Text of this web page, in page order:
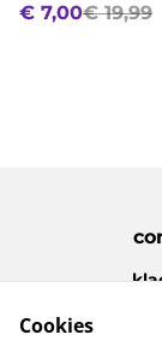
€ 7,00€ 19,99
Cookies